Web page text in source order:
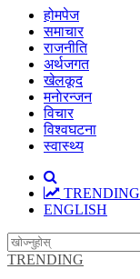
होमपेज
समाचार
राजनीति
अर्थजगत
खेलकूद
मनाेरन्जन
विचार
विश्वघटना
स्वास्थ्य
TRENDING
ENGLISH
TRENDING